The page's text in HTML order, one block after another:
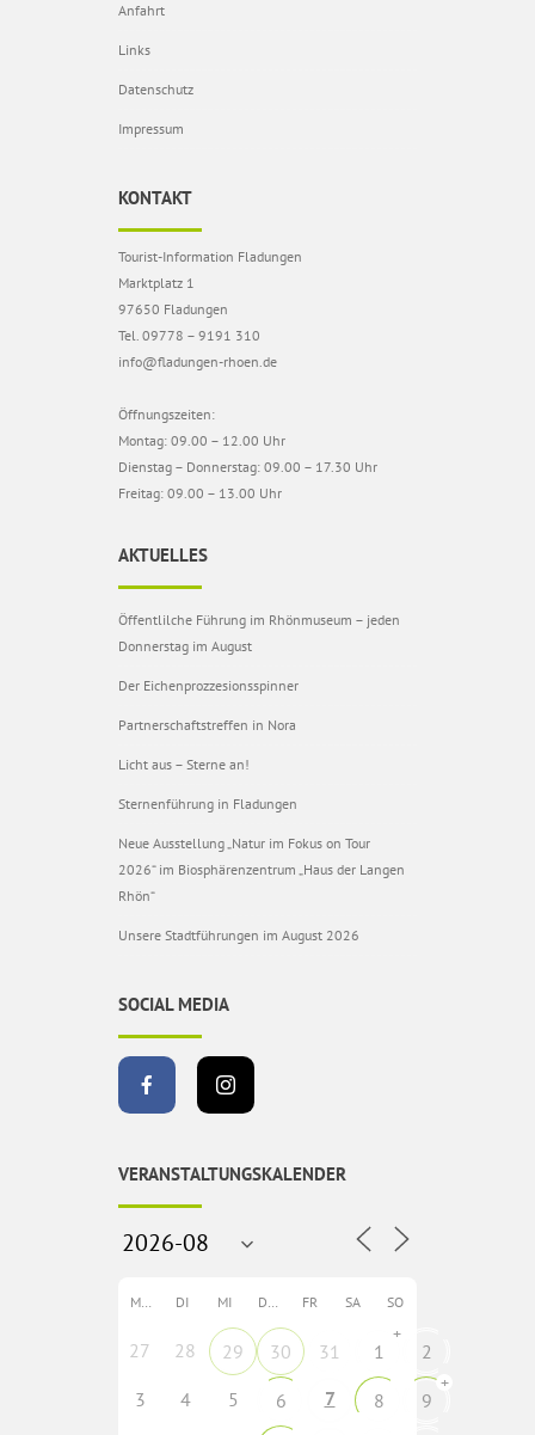
Anfahrt
Links
Datenschutz
Impressum
KONTAKT
Tourist-Information Fladungen
Marktplatz 1
97650 Fladungen
Tel. 09778 – 9191 310
info@fladungen-rhoen.de
Öffnungszeiten:
Montag: 09.00 – 12.00 Uhr
Dienstag – Donnerstag: 09.00 – 17.30 Uhr
Freitag: 09.00 – 13.00 Uhr
AKTUELLES
Öffentlilche Führung im Rhönmuseum – jeden
Donnerstag im August
Der Eichenprozzesionsspinner
Partnerschaftstreffen in Nora
Licht aus – Sterne an!
Sternenführung in Fladungen
Neue Ausstellung „Natur im Fokus on Tour
2026“ im Biosphärenzentrum „Haus der Langen
Rhön“
Unsere Stadtführungen im August 2026
SOCIAL MEDIA
VERANSTALTUNGSKALENDER
MO DI MI DO FR SA SO
27 28 29 30 31 1
+
2
3
4 5 6 7 8 9
+